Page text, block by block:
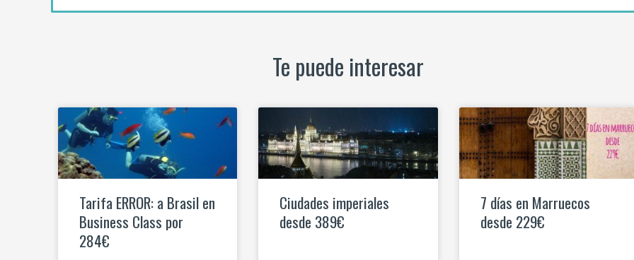
Te puede interesar
Tarifa ERROR: a Brasil en
Business Class por
284€
Ciudades imperiales
desde 389€
7 días en Marruecos
desde 229€